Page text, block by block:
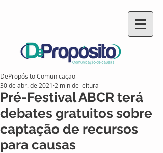
Pré-Festival ABCR terá
debates gratuitos sobre
captação de recursos
para causas
DePropósito Comunicação
30 de abr. de 2021 2 min de leitura